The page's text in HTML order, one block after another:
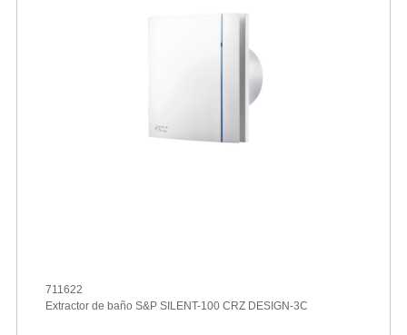
711622
Extractor de baño S&P SILENT-100 CRZ DESIGN-3C